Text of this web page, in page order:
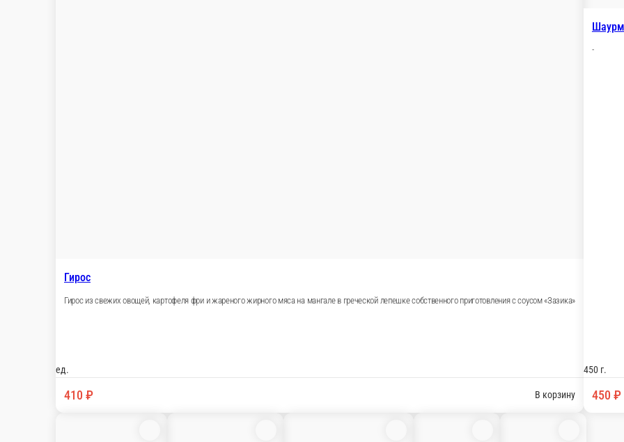
Гирос
Гирос из свежих овощей, картофеля фри и жареного жирного мяса на мангале в греческой лепешке собственного приготовления с соусом «Зазика»
ед.
410 ₽ В корзину
-
450 г.
450 ₽